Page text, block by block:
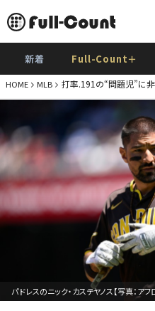
新着 Full-Count＋
HOME MLB 打率.191の“問題児”に非
パドレスのニック・カステヤノス【写真：アフ